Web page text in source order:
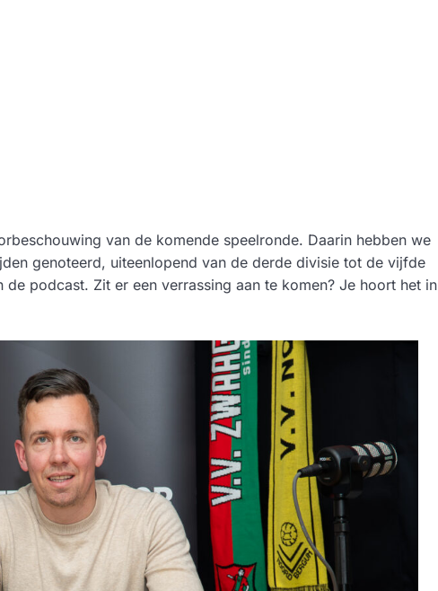
van de komende speelronde. Daarin hebben we
genoteerd, uiteenlopend van de derde divisie tot de vijfde
podcast. Zit er een verrassing aan te komen? Je hoort het in